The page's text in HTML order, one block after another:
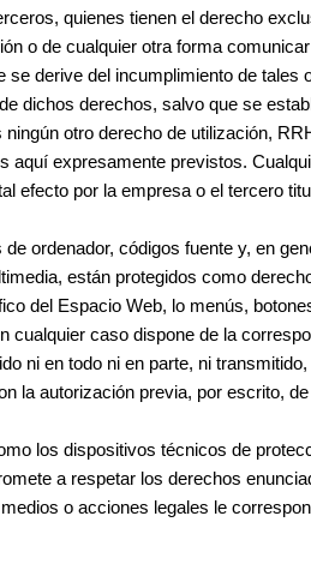
quienes tienen el derecho
o de cualquier otra forma
derive del incumplimiento de
dichos derechos, salvo que se
otro derecho de utilización,
expresamente previstos.
efecto por la empresa o el tercero
ordenador, códigos fuente y, en
están protegidos como
del Espacio Web, lo menús,
caso dispone de la
ni en todo ni en parte, ni
la autorización previa, por escrito,
los dispositivos técnicos de
a respetar los derechos
o acciones legales le